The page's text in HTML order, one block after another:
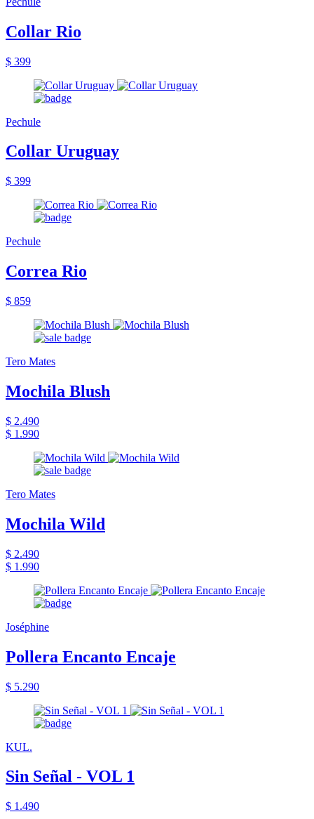
Collar Rio
$ 399
Pechule
Collar Uruguay
$ 399
Pechule
Correa Rio
$ 859
Tero Mates
Mochila Blush
$ 2.490
$ 1.990
Tero Mates
Mochila Wild
$ 2.490
$ 1.990
Joséphine
Pollera Encanto Encaje
$ 5.290
KUL.
Sin Señal - VOL 1
$ 1.490